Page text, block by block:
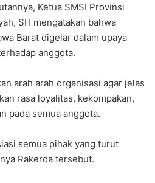
Ketua SMSI Provinsi
SH mengatakan bahwa
Barat digelar dalam upaya
anggota.
arah arah organisasi agar jelas
rasa loyalitas, kekompakan,
pada semua anggota.
semua pihak yang turut
Rakerda tersebut.